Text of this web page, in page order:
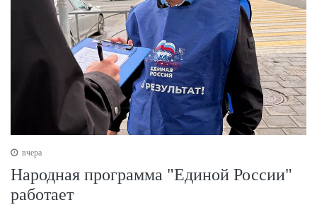
вчера
Народная программа "Единой России"
работает